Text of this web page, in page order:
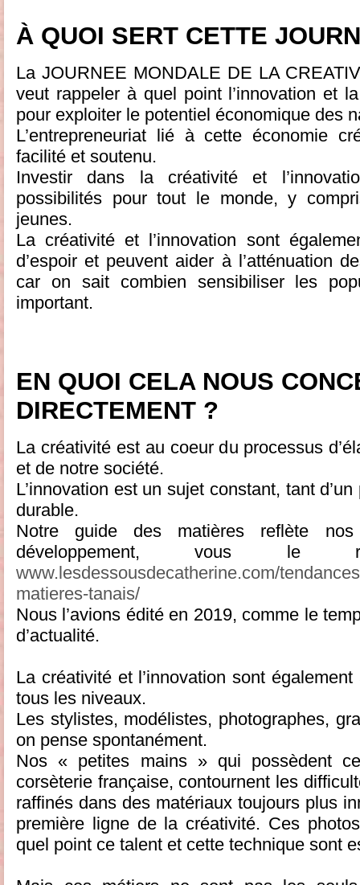
À QUOI SERT CETTE
La JOURNEE MONDALE DE LA
veut rappeler à quel point l’innovation et
pour exploiter le potentiel économique des
L’entrepreneuriat lié à cette économie
facilité et soutenu.
Investir dans la créativité et
possibilités pour tout le monde, y
jeunes.
La créativité et l’innovation sont
d’espoir et peuvent aider à l’atténuation
car on sait combien sensibiliser les
important.
EN QUOI CELA NOUS
DIRECTEMENT ?
La créativité est au coeur du processus
et de notre société.
L’innovation est un sujet constant, tant
durable.
Notre guide des matières reflète
développement, vous le
www.lesdessousdecatherine.com/
matieres-tanais/
Nous l’avions édité en 2019, comme le
d’actualité.
La créativité et l’innovation sont
tous les niveaux.
Les stylistes, modélistes, photographes,
on pense spontanément.
Nos « petites mains » qui possèdent
corsèterie française, contournent les
raffinés dans des matériaux toujours plus
première ligne de la créativité. Ces
quel point ce talent et cette technique sont